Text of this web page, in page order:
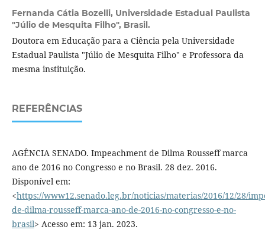
Fernanda Cátia Bozelli, Universidade Estadual Paulista
"Júlio de Mesquita Filho", Brasil.
Doutora em Educação para a Ciência pela Universidade
Estadual Paulista "Júlio de Mesquita Filho" e Professora da
mesma instituição.
REFERÊNCIAS
AGÊNCIA SENADO. Impeachment de Dilma Rousseff marca
ano de 2016 no Congresso e no Brasil. 28 dez. 2016.
Disponível em:
<https://www12.senado.leg.br/noticias/materias/2016/12/28/
de-dilma-rousseff-marca-ano-de-2016-no-congresso-e-no-
brasil> Acesso em: 13 jan. 2023.